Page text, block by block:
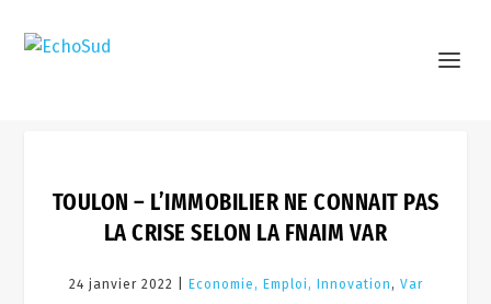
TOULON – L’IMMOBILIER NE CONNAIT PAS
LA CRISE SELON LA FNAIM VAR
24 janvier 2022 | Economie, Emploi, Innovation , Var